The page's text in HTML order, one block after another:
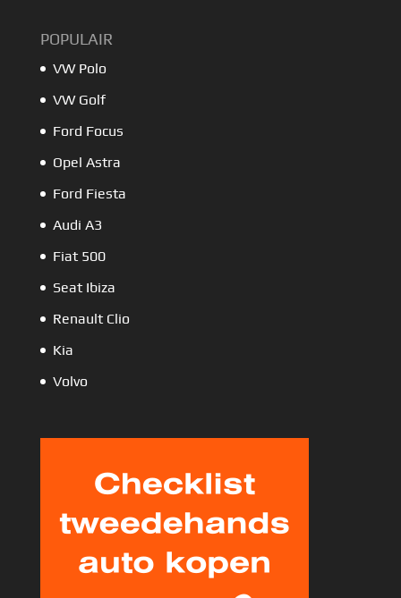
POPULAIR
VW Polo
VW Golf
Ford Focus
Opel Astra
Ford Fiesta
Audi A3
Fiat 500
Seat Ibiza
Renault Clio
Kia
Volvo